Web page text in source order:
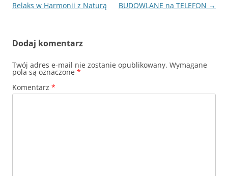
wpisu
Relaks w Harmonii z Naturą
BUDOWLANE na TELEFON →
Dodaj komentarz
Twój adres e-mail nie zostanie opublikowany. Wymagane
pola są oznaczone *
Komentarz *